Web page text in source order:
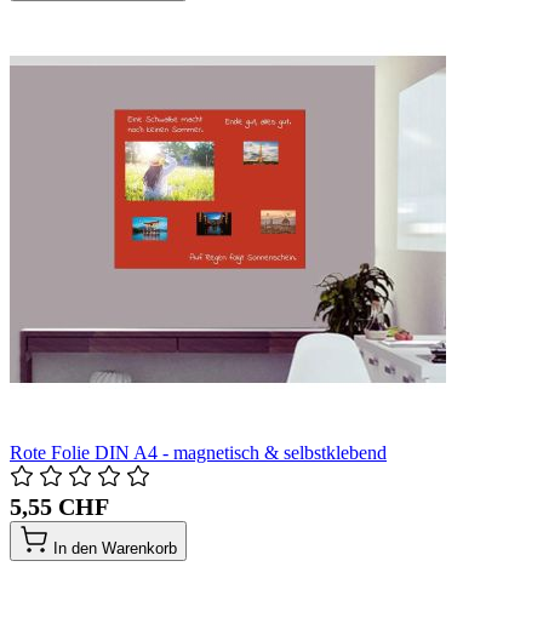
Rote Folie DIN A4 - magnetisch & selbstklebend
5,55 CHF
In den Warenkorb